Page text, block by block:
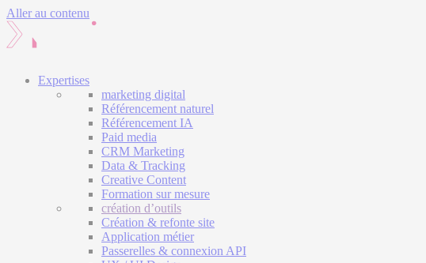
Aller au contenu
Expertises
marketing digital
Référencement naturel
Référencement IA
Paid media
CRM Marketing
Data & Tracking
Creative Content
Formation sur mesure
création d’outils
Création & refonte site
Application métier
Passerelles & connexion API